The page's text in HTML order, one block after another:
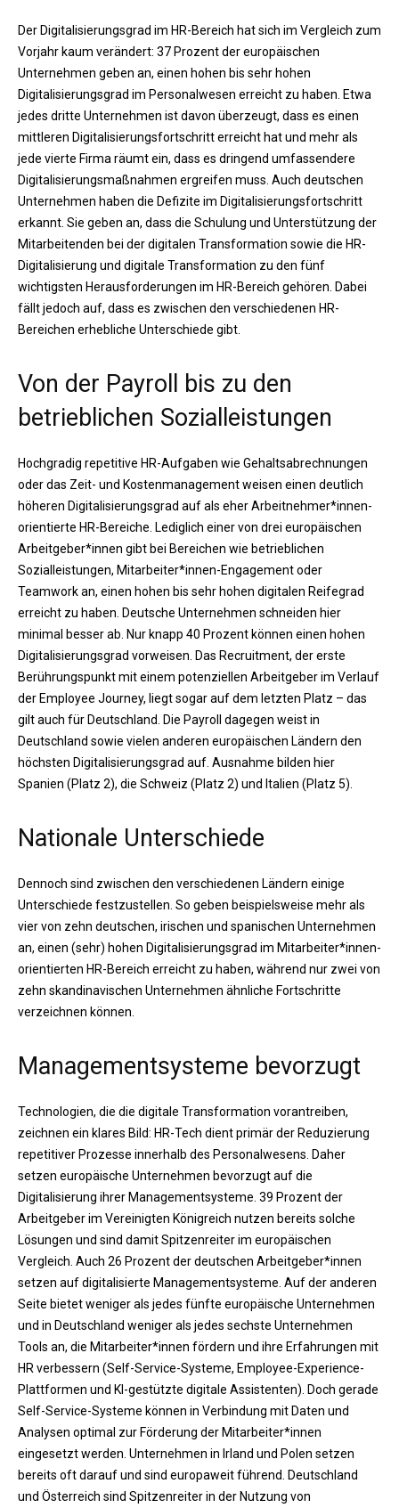
Der Digitalisierungsgrad im HR-Bereich hat sich im Vergleich zum
Vorjahr kaum verändert: 37 Prozent der europäischen
Unternehmen geben an, einen hohen bis sehr hohen
Digitalisierungsgrad im Personalwesen erreicht zu haben. Etwa
jedes dritte Unternehmen ist davon überzeugt, dass es einen
mittleren Digitalisierungsfortschritt erreicht hat und mehr als
jede vierte Firma räumt ein, dass es dringend umfassendere
Digitalisierungsmaßnahmen ergreifen muss. Auch deutschen
Unternehmen haben die Defizite im Digitalisierungsfortschritt
erkannt. Sie geben an, dass die Schulung und Unterstützung der
Mitarbeitenden bei der digitalen Transformation sowie die HR-
Digitalisierung und digitale Transformation zu den fünf
wichtigsten Herausforderungen im HR-Bereich gehören. Dabei
fällt jedoch auf, dass es zwischen den verschiedenen HR-
Bereichen erhebliche Unterschiede gibt.
Von der Payroll bis zu den
betrieblichen Sozialleistungen
Hochgradig repetitive HR-Aufgaben wie Gehaltsabrechnungen
oder das Zeit- und Kostenmanagement weisen einen deutlich
höheren Digitalisierungsgrad auf als eher Arbeitnehmer*innen-
orientierte HR-Bereiche. Lediglich einer von drei europäischen
Arbeitgeber*innen gibt bei Bereichen wie betrieblichen
Sozialleistungen, Mitarbeiter*innen-Engagement oder
Teamwork an, einen hohen bis sehr hohen digitalen Reifegrad
erreicht zu haben. Deutsche Unternehmen schneiden hier
minimal besser ab. Nur knapp 40 Prozent können einen hohen
Digitalisierungsgrad vorweisen. Das Recruitment, der erste
Berührungspunkt mit einem potenziellen Arbeitgeber im Verlauf
der Employee Journey, liegt sogar auf dem letzten Platz – das
gilt auch für Deutschland. Die Payroll dagegen weist in
Deutschland sowie vielen anderen europäischen Ländern den
höchsten Digitalisierungsgrad auf. Ausnahme bilden hier
Spanien (Platz 2), die Schweiz (Platz 2) und Italien (Platz 5).
Nationale Unterschiede
Dennoch sind zwischen den verschiedenen Ländern einige
Unterschiede festzustellen. So geben beispielsweise mehr als
vier von zehn deutschen, irischen und spanischen Unternehmen
an, einen (sehr) hohen Digitalisierungsgrad im Mitarbeiter*innen-
orientierten HR-Bereich erreicht zu haben, während nur zwei von
zehn skandinavischen Unternehmen ähnliche Fortschritte
verzeichnen können.
Managementsysteme bevorzugt
Technologien, die die digitale Transformation vorantreiben,
zeichnen ein klares Bild: HR-Tech dient primär der Reduzierung
repetitiver Prozesse innerhalb des Personalwesens. Daher
setzen europäische Unternehmen bevorzugt auf die
Digitalisierung ihrer Managementsysteme. 39 Prozent der
Arbeitgeber im Vereinigten Königreich nutzen bereits solche
Lösungen und sind damit Spitzenreiter im europäischen
Vergleich. Auch 26 Prozent der deutschen Arbeitgeber*innen
setzen auf digitalisierte Managementsysteme. Auf der anderen
Seite bietet weniger als jedes fünfte europäische Unternehmen
und in Deutschland weniger als jedes sechste Unternehmen
Tools an, die Mitarbeiter*innen fördern und ihre Erfahrungen mit
HR verbessern (Self-Service-Systeme, Employee-Experience-
Plattformen und KI-gestützte digitale Assistenten). Doch gerade
Self-Service-Systeme können in Verbindung mit Daten und
Analysen optimal zur Förderung der Mitarbeiter*innen
eingesetzt werden. Unternehmen in Irland und Polen setzen
bereits oft darauf und sind europaweit führend. Deutschland
und Österreich sind Spitzenreiter in der Nutzung von